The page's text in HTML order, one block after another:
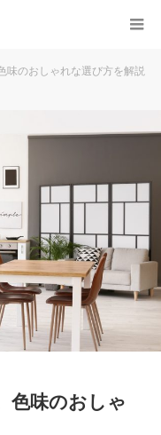
味のおしゃれな選び方を解説
色味のおしゃ